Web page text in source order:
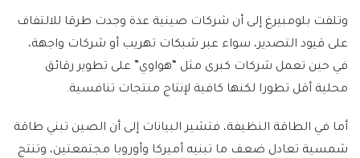
وتلفت بلومبيرغ إلى أن شركات صينية عدة وجدت طرقا للالتفاف
على قيود التصدير، سواء عبر شبكات تهريب أو شركات واجهة،
في حين تعمل شركات كبرى مثل “هواوي” على تطوير رقائق
محلية أقل تطورا لكنها كافية لإنتاج منتجات تنافسية.
أما في الطاقة النظيفة، فتشير البيانات إلى أن الصين تبني طاقة
شمسية تعادل ضعف ما تبنيه أميركا وأوروبا مجتمعتين، وتنتج